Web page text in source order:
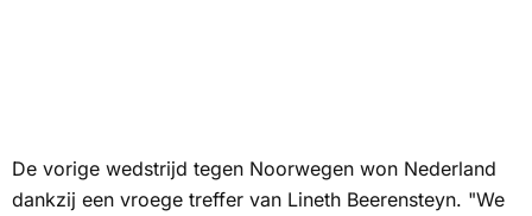
De vorige wedstrijd tegen Noorwegen won Nederland
dankzij een vroege treffer van Lineth Beerensteyn. "We